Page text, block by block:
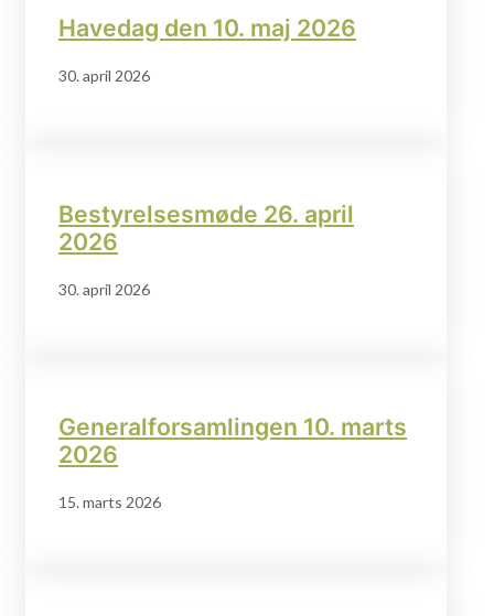
Havedag den 10. maj 2026
30. april 2026
Bestyrelsesmøde 26. april
2026
30. april 2026
Generalforsamlingen 10. marts
2026
15. marts 2026